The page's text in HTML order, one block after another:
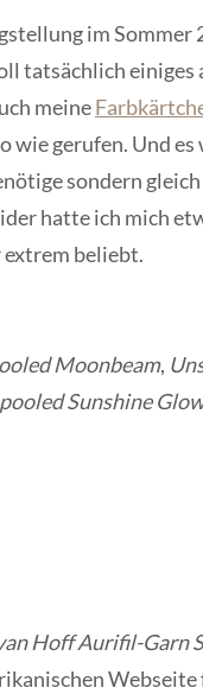
im Sommer
tatsächlich einiges
meine
gerufen. Und
sondern
hatte ich mich
extrem beliebt.
Moonbeam,
Sunshine
Hoff Aurifil-Garn